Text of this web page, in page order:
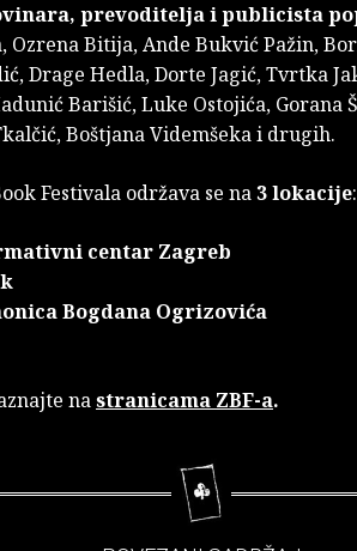
prevoditelja i publicista
Ozrena Bitija, Ande Bukvić Pažin,
Drage Hedla, Dorte Jagić, Tvrtka
Barišić, Luke Ostojića, Gorana
Boštjana Videmšeka i drugih.
Festivala održava se na 3 lokacije:
centar Zagreb
Bogdana Ogrizovića
nastranicama ZBF-a.